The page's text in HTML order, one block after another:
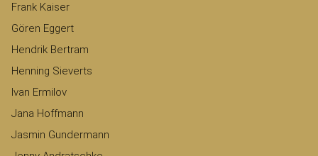
Frank Kaiser
Gören Eggert
Hendrik Bertram
Henning Sieverts
Ivan Ermilov
Jana Hoffmann
Jasmin Gundermann